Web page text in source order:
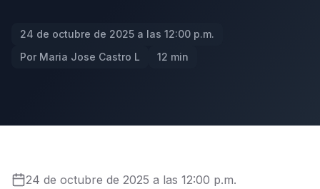
24 de octubre de 2025 a las 12:00 p.m.
Por Maria Jose Castro L
12 min
24 de octubre de 2025 a las 12:00 p.m.